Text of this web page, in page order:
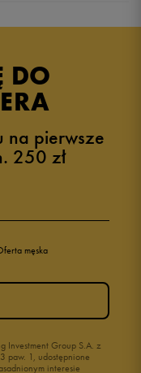
przez
3%
0%
DO
na pierwsze
250 zł
męska
Investment Group S.A. z
paw. 1, udostępnione
interesie